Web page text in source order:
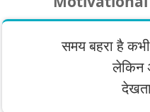
समय बहरा है
लेकिन